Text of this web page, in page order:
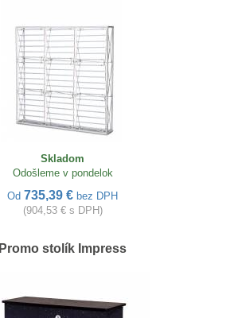
Skladom
Odošleme v pondelok
Od 735,39 € bez DPH
(904,53 € s DPH)
Promo stolík Impress